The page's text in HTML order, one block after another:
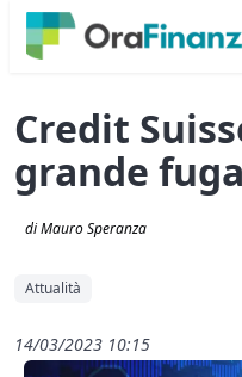
Credit
grande
di Mauro Speranza
Attualità
14/03/2023 10:15